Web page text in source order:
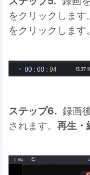
をクリックしま
をクリックします。
ステップ6. 録画
されます。再生・